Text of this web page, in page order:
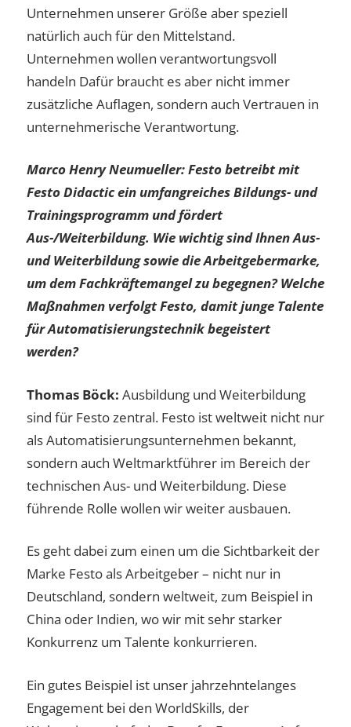
Unternehmen unserer Größe aber speziell
natürlich auch für den Mittelstand.
Unternehmen wollen verantwortungsvoll
handeln Dafür braucht es aber nicht immer
zusätzliche Auflagen, sondern auch Vertrauen in
unternehmerische Verantwortung.
Marco Henry Neumueller: Festo betreibt mit
Festo Didactic ein umfangreiches Bildungs- und
Trainingsprogramm und fördert
Aus-/Weiterbildung. Wie wichtig sind Ihnen Aus-
und Weiterbildung sowie die Arbeitgebermarke,
um dem Fachkräftemangel zu begegnen? Welche
Maßnahmen verfolgt Festo, damit junge Talente
für Automatisierungstechnik begeistert
werden?
Thomas Böck: Ausbildung und Weiterbildung
sind für Festo zentral. Festo ist weltweit nicht nur
als Automatisierungsunternehmen bekannt,
sondern auch Weltmarktführer im Bereich der
technischen Aus- und Weiterbildung. Diese
führende Rolle wollen wir weiter ausbauen.
Es geht dabei zum einen um die Sichtbarkeit der
Marke Festo als Arbeitgeber – nicht nur in
Deutschland, sondern weltweit, zum Beispiel in
China oder Indien, wo wir mit sehr starker
Konkurrenz um Talente konkurrieren.
Ein gutes Beispiel ist unser jahrzehntelanges
Engagement bei den WorldSkills, der